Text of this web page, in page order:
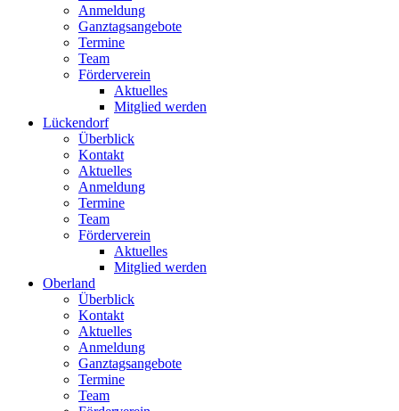
Anmeldung
Ganztagsangebote
Termine
Team
Förderverein
Aktuelles
Mitglied werden
Lückendorf
Überblick
Kontakt
Aktuelles
Anmeldung
Termine
Team
Förderverein
Aktuelles
Mitglied werden
Oberland
Überblick
Kontakt
Aktuelles
Anmeldung
Ganztagsangebote
Termine
Team